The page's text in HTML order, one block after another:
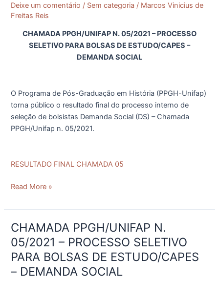
Deixe um comentário / Sem categoria / Marcos Vinicius de
Freitas Reis
CHAMADA PPGH/UNIFAP N. 05/2021 – PROCESSO
SELETIVO PARA BOLSAS DE ESTUDO/CAPES –
DEMANDA SOCIAL
O Programa de Pós-Graduação em História (PPGH-Unifap)
torna público o resultado final do processo interno de
seleção de bolsistas Demanda Social (DS) – Chamada
PPGH/Unifap n. 05/2021.
RESULTADO FINAL CHAMADA 05
SELETIVO
BOLSAS
SOCIAL
Read More »
CHAMADA PPGH/UNIFAP N.
05/2021 – PROCESSO SELETIVO
PARA BOLSAS DE ESTUDO/CAPES
– DEMANDA SOCIAL
CHAMADA
PPGH/UNIFAP
N.
05/2021
–